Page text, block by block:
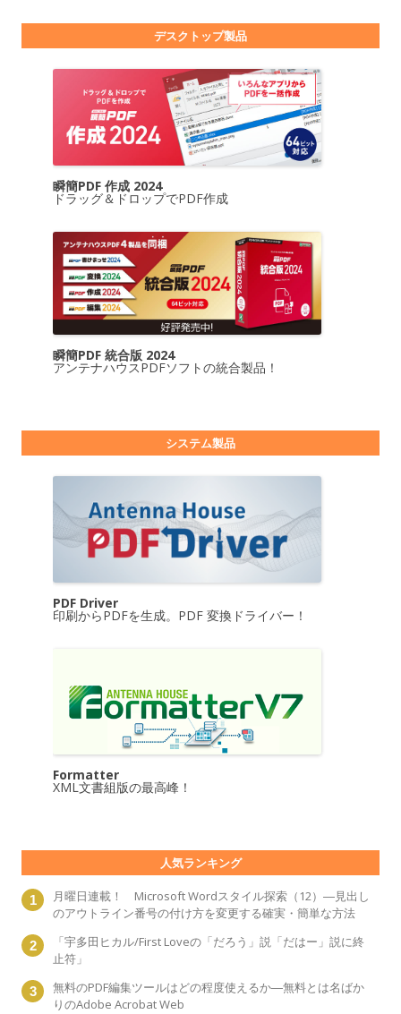
デスクトップ製品
瞬簡PDF 作成 2024
ドラッグ＆ドロップでPDF作成
瞬簡PDF 統合版 2024
アンテナハウスPDFソフトの統合製品！
システム製品
PDF Driver
印刷からPDFを生成。PDF 変換ドライバー！
Formatter
XML文書組版の最高峰！
人気ランキング
月曜日連載！ Microsoft Wordスタイル探索（12）―見出し
のアウトライン番号の付け方を変更する確実・簡単な方法
「宇多田ヒカル/First Loveの「だろう」説「だはー」説に終
止符」
無料のPDF編集ツールはどの程度使えるか―無料とは名ばか
りのAdobe Acrobat Web